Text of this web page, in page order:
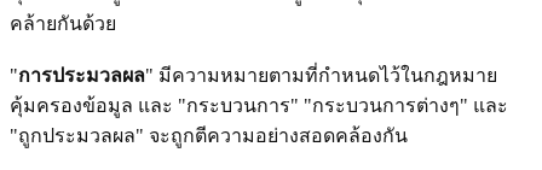
คล้ายกันด้วย
"การประมวลผล" มีความหมายตามที่กำหนดไว้ในกฎหมาย
คุ้มครองข้อมูล และ "กระบวนการ" "กระบวนการต่างๆ" และ
"ถูกประมวลผล" จะถูกตีความอย่างสอดคล้องกัน